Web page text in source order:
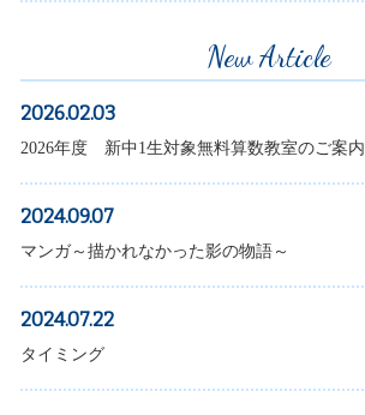
New Article
2026.02.03
2026年度 新中1生対象無料算数教室のご案内
2024.09.07
マンガ～描かれなかった影の物語～
2024.07.22
タイミング